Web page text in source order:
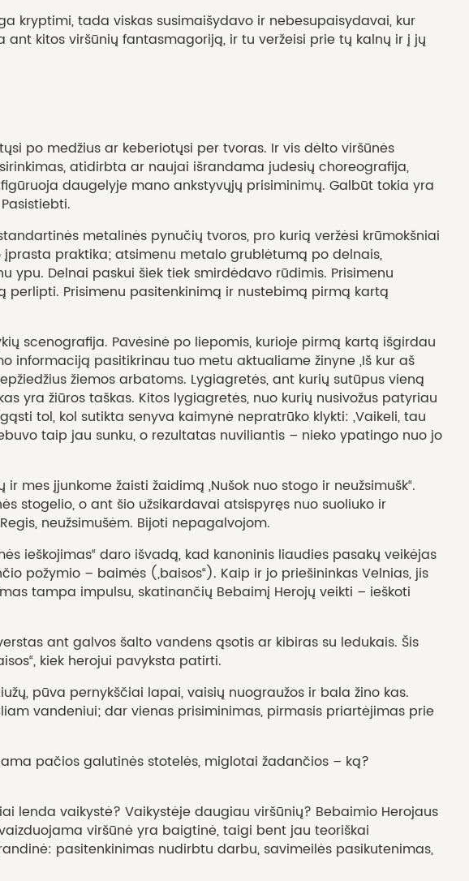
kryptimi, tada viskas susimaišydavo ir nebesupaisydavai, kur
kitos viršūnių fantasmagoriją, ir tu veržeisi prie tų kalnų ir į jų
medžius ar keberiotųsi per tvoras. Ir vis dėlto viršūnės
atidirbta ar naujai išrandama judesių choreografija,
daugelyje mano ankstyvųjų prisiminimų. Galbūt tokia yra
metalinės pynučių tvoros, pro kurią veržėsi krūmokšniai
praktika; atsimenu metalo grublėtumą po delnais,
Delnai paskui šiek tiek smirdėdavo rūdimis. Prisimenu
Prisimenu pasitenkinimą ir nustebimą pirmą kartą
Pavėsinė po liepomis, kurioje pirmą kartą išgirdau
informaciją pasitikrinau tuo metu aktualiame žinyne „Iš kur aš
žiemos arbatoms. Lygiagretės, ant kurių sutūpus vieną
yra žiūros taškas. Kitos lygiagretės, nuo kurių nusivožus patyriau
tol, kol sutikta senyva kaimynė nepratrūko klykti: „Vaikeli, tau
taip jau sunku, o rezultatas nuviliantis – nieko ypatingo nuo jo
įjunkome žaisti žaidimą „Nušok nuo stogo ir neužsimušk“.
stogelio, o ant šio užsikardavai atsispyręs nuo suoliuko ir
neužsimušėm. Bijoti nepagalvojom.
daro išvadą, kad kanoninis liaudies pasakų veikėjas
požymio – baimės („baisos“). Kaip ir jo priešininkas Velnias, jis
tampa impulsu, skatinančių Bebaimį Herojų veikti – ieškoti
ant galvos šalto vandens ąsotis ar kibiras su ledukais. Šis
kiek herojui pavyksta patirti.
pūva pernykščiai lapai, vaisių nuograužos ir bala žino kas.
vandeniui; dar vienas prisiminimas, pirmasis priartėjimas prie
pačios galutinės stotelės, miglotai žadančios – ką?
vaikystė? Vaikystėje daugiau viršūnių? Bebaimio Herojaus
viršūnė yra baigtinė, taigi bent jau teoriškai
pasitenkinimas nudirbtu darbu, savimeilės pasikutenimas,